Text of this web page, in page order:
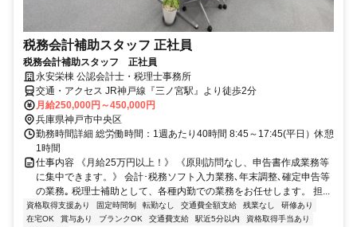
税務会計補助スタッフ 正社員
税務会計補助スタッフ 正社員
永安栄棟 公認会計士・税理士事務所
交通・アクセス JR神戸線『三ノ宮駅』より徒歩2分
月給250,000円～450,000円
兵庫県神戸市中央区
勤務時間詳細 総労働時間：1週あたり40時間 8:45～17:45(平日）休憩
1時間
仕事内容 《月給25万円以上！》 《原則訪問なし、申告書作成業務等
に集中できます。》 会計･税務ソフト入力業務､年末調整､確定申告等
の業務｡ 税理士補助として、各種内勤での業務をお任せします。 担...
資格取得支援あり 固定時間制 転勤なし 交通費全額支給 残業なし
研修あり
在宅OK
賞与あり ブランクOK 交通費支給 駅近5分以内
資格取得手当あり